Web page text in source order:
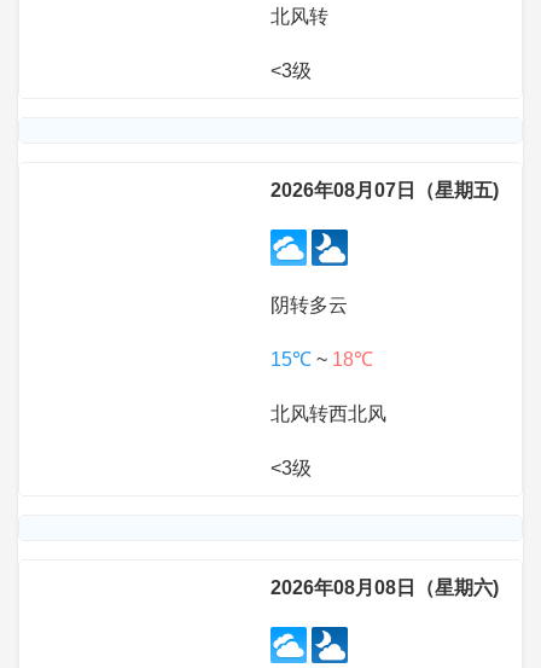
北风转
<3级
2026年08月07日（星期五)
阴转多云
15℃ ~ 18℃
北风转西北风
<3级
2026年08月08日（星期六)